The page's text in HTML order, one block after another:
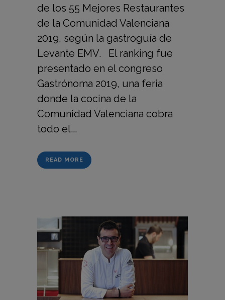
de los 55 Mejores Restaurantes
de la Comunidad Valenciana
2019, según la gastroguía de
Levante EMV. El ranking fue
presentado en el congreso
Gastrónoma 2019, una feria
donde la cocina de la
Comunidad Valenciana cobra
todo el...
READ MORE